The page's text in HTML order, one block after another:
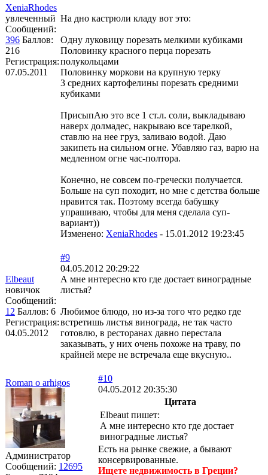
XeniaRhodes
увлеченный
Сообщений:
396 Баллов:
216
Регистрация:
07.05.2011
На дно кастрюли кладу вот это:
Одну луковицу порезать мелкими кубиками
Половинку красного перца порезать
полукольцами
Половинку моркови на крупную терку
3 средних картофелины порезать средними
кубиками
ПрисыпАю это все 1 ст.л. соли, выкладываю
наверх долмадес, накрываю все тарелкой,
ставлю на нее груз, заливаю водой. Даю
закипеть на сильном огне. Убавляю газ, варю на
медленном огне час-полтора.
Конечно, не совсем по-гречески получается.
Больше на суп походит, но мне с детства больше
нравится так. Поэтому всегда бабушку
упрашиваю, чтобы для меня сделала суп-
вариант))
Изменено: XeniaRhodes - 15.01.2012 19:23:45
Elbeaut
новичок
Сообщений:
12 Баллов: 6
Регистрация:
04.05.2012
#9
04.05.2012 20:29:22
А мне интересно кто где достает виноградные
листья?
Любимое блюдо, но из-за того что редко где
встретишь листья винограда, не так часто
готовлю, в ресторанах давно перестала
заказывать, у них очень похоже на траву, по
крайней мере не встречала еще вкусную..
Roman o arhigos
Администратор
Сообщений: 12695
#10
04.05.2012 20:35:30
Цитата
Elbeaut пишет:
А мне интересно кто где достает
виноградные листья?
Есть на рынке свежие, а бывают
консервированные.
Ищете недвижимость в Греции?